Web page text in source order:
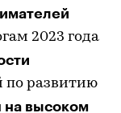
2023 года
по развитию
на высоком